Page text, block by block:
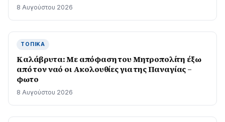
8 Αυγούστου 2026
ΤΟΠΙΚΆ
Καλάβρυτα: Με απόφαση του Μητροπολίτη έξω
από τον ναό οι Ακολουθίες για της Παναγίας –
φωτο
8 Αυγούστου 2026